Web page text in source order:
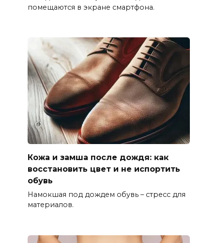
помещаются в экране смартфона.
Кожа и замша после дождя: как
восстановить цвет и не испортить
обувь
Намокшая под дождем обувь – стресс для
материалов.